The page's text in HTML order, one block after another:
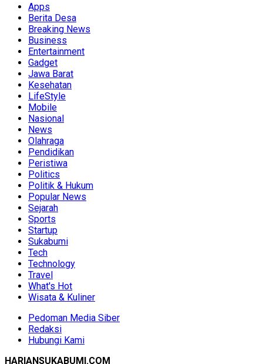
Apps
Berita Desa
Breaking News
Business
Entertainment
Gadget
Jawa Barat
Kesehatan
LifeStyle
Mobile
Nasional
News
Olahraga
Pendidikan
Peristiwa
Politics
Politik & Hukum
Popular News
Sejarah
Sports
Startup
Sukabumi
Tech
Technology
Travel
What's Hot
Wisata & Kuliner
Pedoman Media Siber
Redaksi
Hubungi Kami
HARIANSUKABUMI.COM